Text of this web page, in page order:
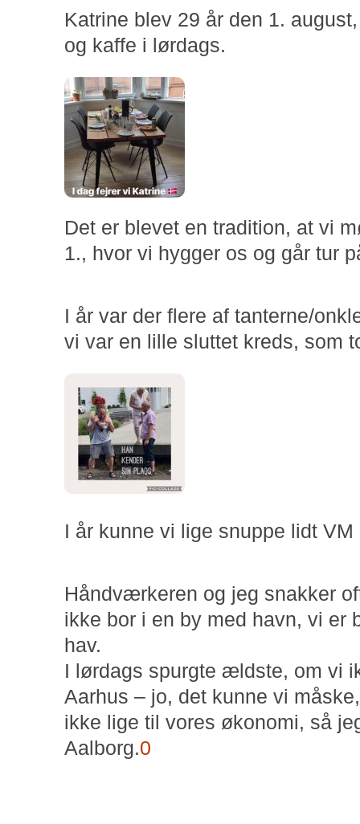
Katrine blev 29 år den 1.
og kaffe i lørdags.
Det er blevet en tradition, at vi
1., hvor vi hygger os og går tur
I år var der flere af tanterne/
vi var en lille sluttet kreds, som
I år kunne vi lige snuppe lidt
Håndværkeren og jeg snakker
ikke bor i en by med havn, vi er
hav.
I lørdags spurgte ældste, om vi
Aarhus – jo, det kunne vi
ikke lige til vores økonomi, så
Aalborg.0